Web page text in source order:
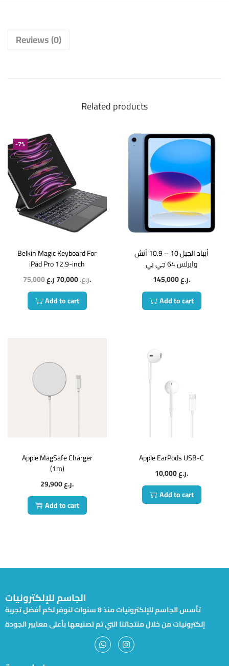
Reviews (0)
Related products
-7%
Belkin Magic Keyboard For
iPad Pro 12.9-inch
75,000
ر.ع.70,000
ر.ع.
Add to cart
أيباد الجيل 10 – 10.9 أنش
وايرلس 64 جي بي
145,000
ر.ع.
Add to cart
Apple MagSafe Charger
(1m)
29,900
ر.ع.
Add to cart
Apple EarPods USB-C
10,000
ر.ع.
Add to cart
الجاسم للإلكترونيات
تأسس الجاسم للإلكترونيات منذ 8 سنوات لنوفر لكم أفضل تجربة
إلكترونيات من خلال منتجاتنا التي تم تصنيعها بأعلى معايير الجودة